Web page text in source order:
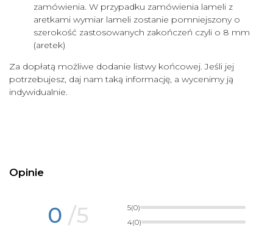
zamówienia. W przypadku zamówienia lameli z
aretkami wymiar lameli zostanie pomniejszony o
szerokość zastosowanych zakończeń czyli o 8 mm
(aretek)
Za dopłatą możliwe dodanie listwy końcowej. Jeśli jej
potrzebujesz, daj nam taką informację, a wycenimy ją
indywidualnie.
Opinie
0 /5 5(0)
4(0)